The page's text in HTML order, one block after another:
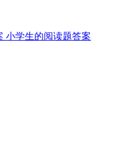
小学生的阅读题答案